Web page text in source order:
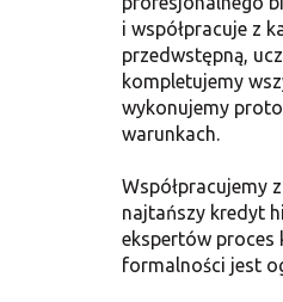
i współpracuje z
przedwstępną,
kompletujemy
wykonujemy
warunkach.
Współpracujemy
najtańszy kredyt
ekspertów proces
formalności jest